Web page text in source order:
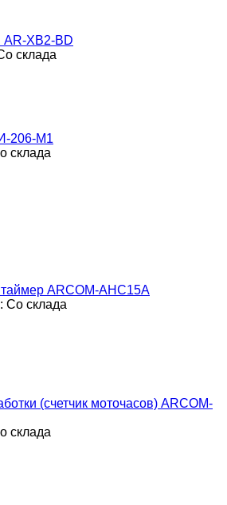
AR-XB2-BD
склада
206-М1
склада
ARCOM-AHC15A
Со склада
(счетчик моточасов) ARCOM-
склада